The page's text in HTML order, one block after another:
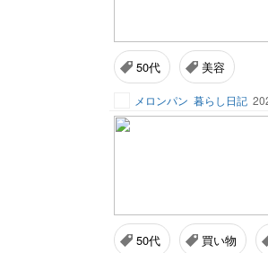
50代 美容
メロンパン 暮らし日記
50代 買い物